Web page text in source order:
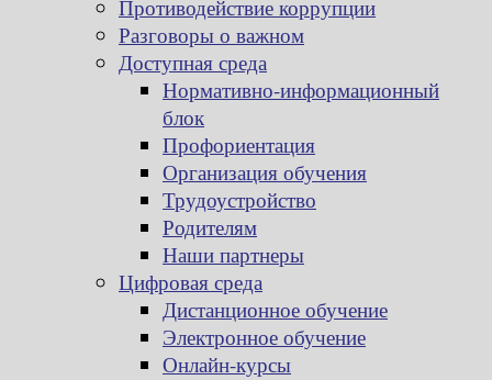
Противодействие коррупции
Разговоры о важном
Доступная среда
Нормативно-информационный
блок
Профориентация
Организация обучения
Трудоустройство
Родителям
Наши партнеры
Цифровая среда
Дистанционное обучение
Электронное обучение
Онлайн-курсы